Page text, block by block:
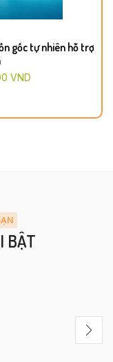
gốc tự nhiên hỗ trợ
VND
BẬT